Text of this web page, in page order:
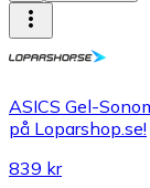
ASICS Gel-
på Loparshop.se!
839 kr